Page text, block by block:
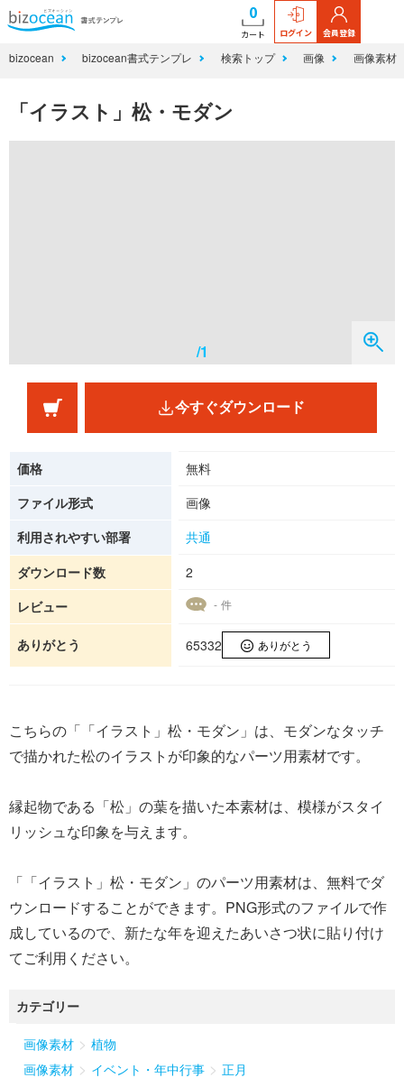
0
カート ログイン 会員登録
bizocean bizocean書式テンプレ 検索トップ 画像 画像素材
「イラスト」松・モダン
/1
今すぐダウンロード
価格
無料
ファイル形式
画像
利用されやすい部署
共通
ダウンロード数
2
レビュー
- 件
ありがとう 65332 ありがとう
こちらの「「イラスト」松・モダン」は、モダンなタッチ
で描かれた松のイラストが印象的なパーツ用素材です。
縁起物である「松」の葉を描いた本素材は、模様がスタイ
リッシュな印象を与えます。
「「イラスト」松・モダン」のパーツ用素材は、無料でダ
ウンロードすることができます。PNG形式のファイルで作
成しているので、新たな年を迎えたあいさつ状に貼り付け
カテゴリー
画像素材 > 植物
画像素材 > イベント・年中行事 > 正月